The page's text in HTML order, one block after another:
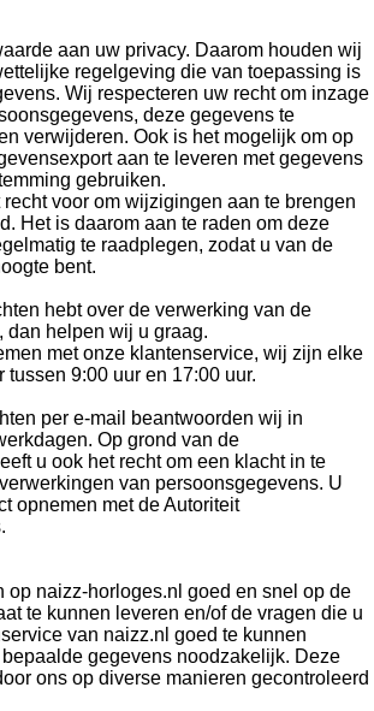
aan uw privacy. Daarom houden wij
regelgeving die van toepassing is
Wij respecteren uw recht om inzage
deze gegevens te
verwijderen. Ook is het mogelijk om op
aan te leveren met gegevens
gebruiken.
voor om wijzigingen aan te brengen
Het is daarom aan te raden om deze
te raadplegen, zodat u van de
bent.
hebt over de verwerking van de
dan helpen wij u graag.
met onze klantenservice, wij zijn elke
9:00 uur en 17:00 uur.
per e-mail beantwoorden wij in
Op grond van de
u ook het recht om een klacht in te
van persoonsgegevens. U
opnemen met de Autoriteit
op naizz-horloges.nl goed en snel op de
te kunnen leveren en/of de vragen die u
van naizz.nl goed te kunnen
gegevens noodzakelijk. Deze
ons op diverse manieren gecontroleerd